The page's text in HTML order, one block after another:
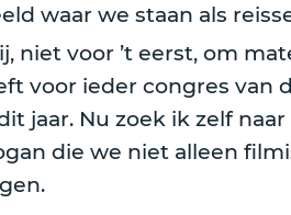
waar we staan als
niet voor ’t eerst, om
voor ieder congres van
jaar. Nu zoek ik zelf
die we niet alleen